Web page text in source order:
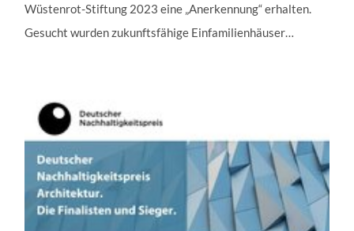
Wüstenrot-Stiftung 2023 eine „Anerkennung“ erhalten.
Gesucht wurden zukunftsfähige Einfamilienhäuser…